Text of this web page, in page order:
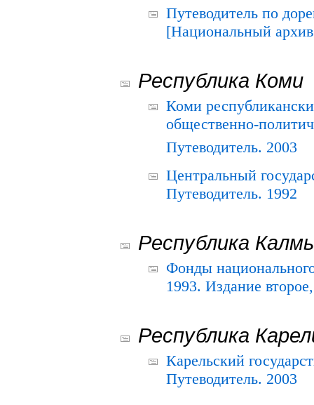
Путеводитель по
[Национальный
Республика Коми
Коми
общественно-
Путеводитель. 2003
Центральный
Путеводитель. 1992
Республика
Фонды
1993. Издание
Республика
Карельский
Путеводитель. 2003